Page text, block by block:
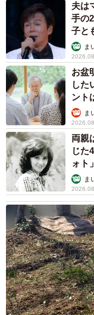
夫は
手の
子と
ま
お盆
した
ント
ま
両親
じた
ォト
む」ま